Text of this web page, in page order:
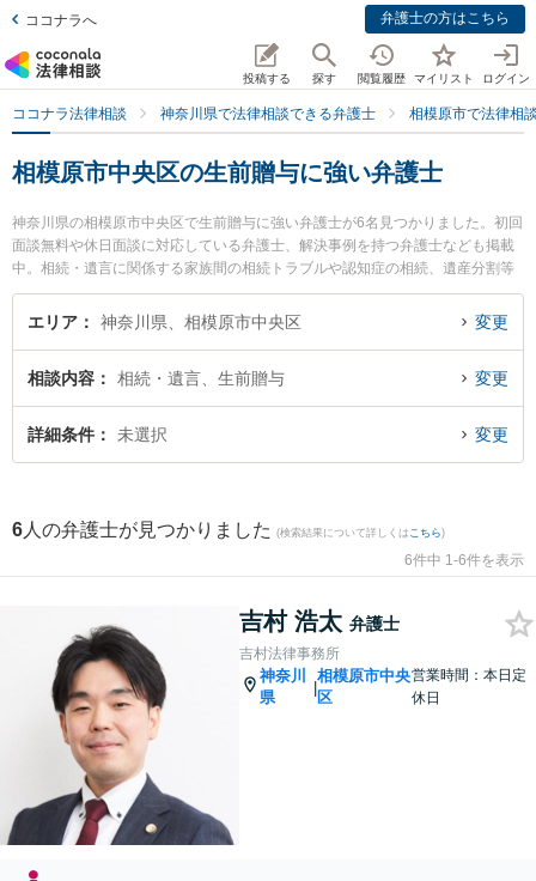
ココナラへ 弁護士の方はこちら
投稿する 探す 閲覧履歴 マイリスト ログイン
ココナラ法律相談 神奈川県で法律相談できる弁護士 相模原市で法律相
相模原市中央区の生前贈与に強い弁護士
神奈川県の相模原市中央区で生前贈与に強い弁護士が6名見つかりました。初回
面談無料や休日面談に対応している弁護士、解決事例を持つ弁護士なども掲載
中。相続・遺言に関係する家族間の相続トラブルや認知症の相続、遺産分割等
の細かな分野での絞り込み検索もでき便利です。特に吉村法律事務所の吉村 浩
太弁護士や弁護士法人フォースクエア法律事務所の田中 孝佳弁護士、虎ノ門法
贈与のトラブルを今すぐに弁護士に相談したい』『生前贈与のトラブル解決の
実績豊富な近くの弁護士を検索したい』『初回相談無料で生前贈与を法律相談
できる相模原市中央区内の弁護士に相談予約したい』などでお困りの相談者さ
エリア 神奈川県、相模原市中央区 変更
相談内容 相続・遺言、生前贈与 変更
詳細条件 未選択 変更
6 人の弁護士が見つかりました (検索結果について詳しくは こちら)
6件中 1-6件を表示
吉村 浩太 弁護士
吉村法律事務所
神奈川
県
|
相模原市中央
区
営業時間：本日定
休日